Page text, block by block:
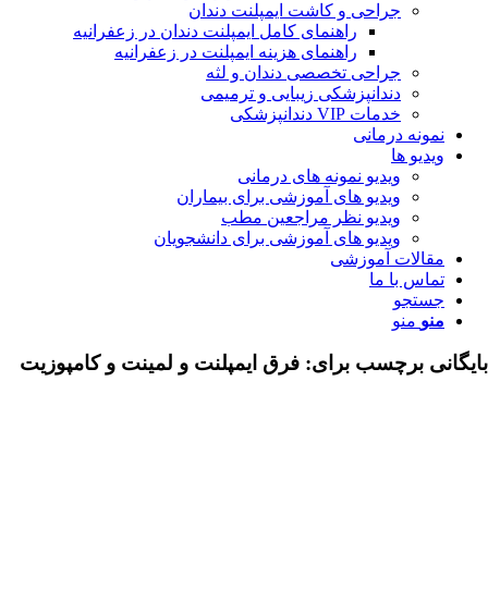
جراحی و کاشت ایمپلنت دندان
راهنمای کامل ایمپلنت دندان در زعفرانیه
راهنمای هزینه ایمپلنت در زعفرانیه
جراحی تخصصی دندان و لثه
دندانپزشکی زیبایی و ترمیمی
خدمات VIP دندانپزشکی
درمانی
ها
ویدیو نمونه های درمانی
ویدیو های آموزشی برای بیماران
ویدیو نظر مراجعین مطب
ویدیو های آموزشی برای دانشجویان
آموزشی
با ما
منو
برچسب برای: فرق ایمپلنت و لمینت و کامپوزیت